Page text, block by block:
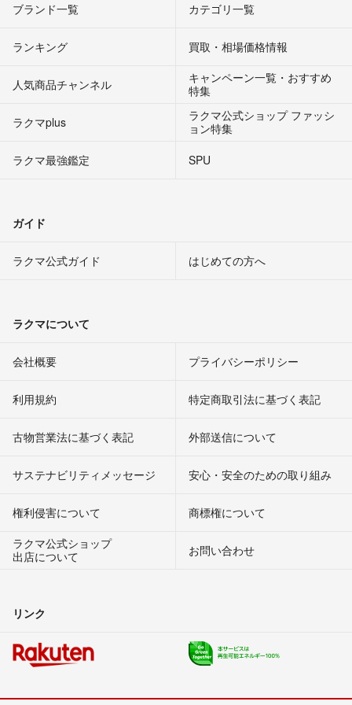
ブランド一覧 カテゴリ一覧
ランキング 買取・相場価格情報
人気商品チャンネル
キャンペーン一覧・おすすめ
特集
ラクマplus
ラクマ公式ショップ ファッシ
ョン特集
ラクマ最強鑑定
SPU
ガイド
ラクマ公式ガイド はじめての方へ
ラクマについて
会社概要 プライバシーポリシー
利用規約 特定商取引法に基づく表記
古物営業法に基づく表記 外部送信について
サステナビリティメッセージ 安心・安全のための取り組み
権利侵害について
商標権について
ラクマ公式ショップ
出店について
お問い合わせ
リンク